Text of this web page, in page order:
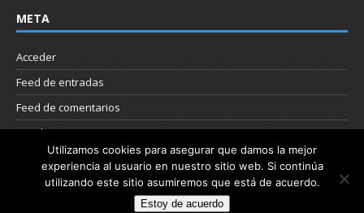
META
Acceder
Feed de entradas
Feed de comentarios
WordPress.org
Nube de etiquetas
Utilizamos cookies para asegurar que damos la mejor
experiencia al usuario en nuestro sitio web. Si continúa
utilizando este sitio asumiremos que está de acuerdo.
Estoy de acuerdo